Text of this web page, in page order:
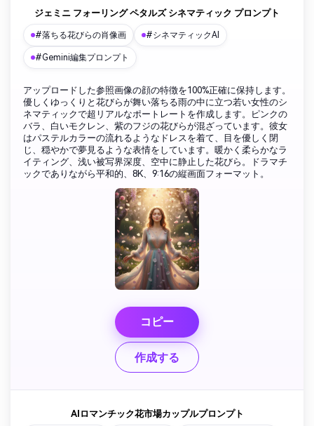
ジェミニ フォーリング ペタルズ シネマティック プロンプト
#落ちる花びらの肖像画 #シネマティックAI
#Gemini編集プロンプト
アップロードした参照画像の顔の特徴を100%正確に保持します。
優しくゆっくりと花びらが舞い落ちる雨の中に立つ若い女性のシ
ネマティックで超リアルなポートレートを作成します。ピンクの
バラ、白いモクレン、紫のフジの花びらが混ざっています。彼女
はパステルカラーの流れるようなドレスを着て、目を優しく閉
じ、穏やかで夢見るような表情をしています。暖かく柔らかなラ
イティング、浅い被写界深度、空中に静止した花びら。ドラマチ
ックでありながら平和的、8K、9:16の縦画面フォーマット。
コピー
作成する
AIロマンチック花市場カップルプロンプト